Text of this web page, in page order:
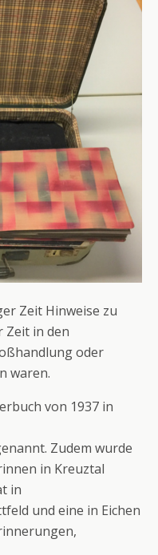
Zeit Hinweise zu
Zeit in den
oder
waren.
von 1937 in
Zudem wurde
in Kreuztal
in
und eine in Eichen